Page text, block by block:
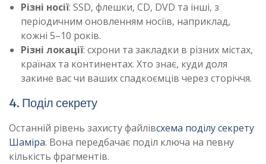
Різні носії: SSD, флешки, CD, DVD та інші, з
періодичним оновленням носіїв, наприклад,
кожні 5–10 років.
Різні локації: схрони та закладки в різних містах,
країнах та континентах. Хто знає, куди доля
закине вас чи ваших спадкоємців через сторіччя.
4. Поділ секрету
Останній рівень захисту файлівсхема поділу секрету
Шаміра. Вона передбачає поділ ключа на певну
кількість фрагментів.